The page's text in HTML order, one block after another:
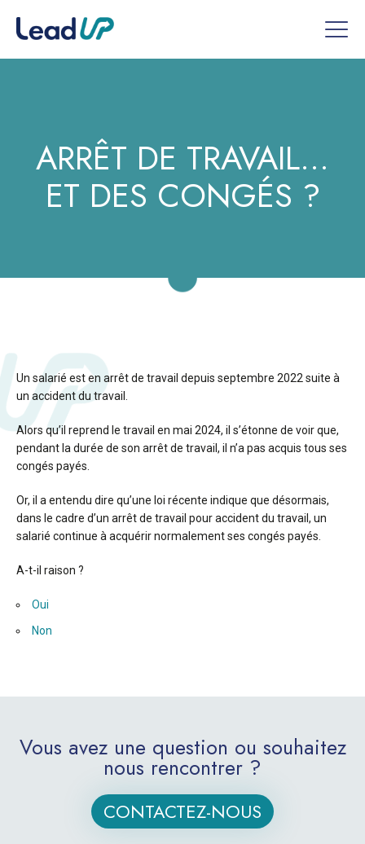
ARRÊT DE TRAVAIL…
ET DES CONGÉS ?
Un salarié est en arrêt de travail depuis septembre 2022 suite à
un accident du travail.
Alors qu’il reprend le travail en mai 2024, il s’étonne de voir que,
pendant la durée de son arrêt de travail, il n’a pas acquis tous ses
congés payés.
Or, il a entendu dire qu’une loi récente indique que désormais,
dans le cadre d’un arrêt de travail pour accident du travail, un
salarié continue à acquérir normalement ses congés payés.
A-t-il raison ?
Oui
Non
Vous avez une question ou souhaitez
nous rencontrer ?
CONTACTEZ-NOUS